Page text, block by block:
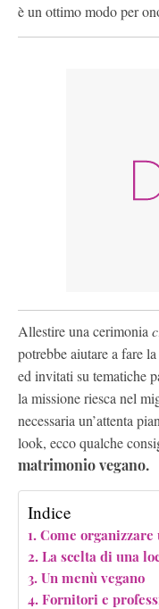
è un ottimo modo per
Allestire una cerimonia
potrebbe aiutare a fare
ed invitati su tematiche
la missione riesca nel
necessaria un’attenta
look, ecco qualche
matrimonio vegano.
Indice
Come
La scelta di una
Un menù vegano
Fornitori e